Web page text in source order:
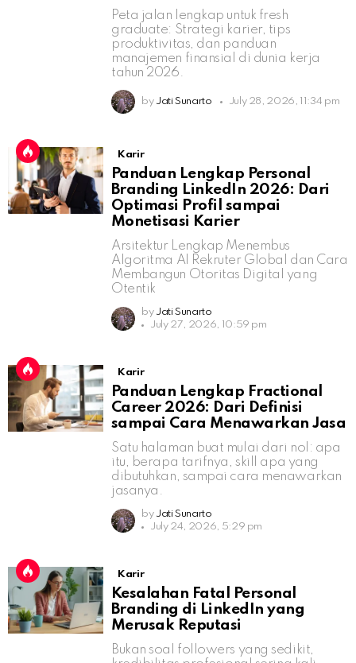
Peta jalan lengkap untuk fresh
graduate: Strategi karier, tips
produktivitas, dan panduan
manajemen finansial di dunia kerja
tahun 2026.
by Jati Sunarto July 28, 2026, 11:34 pm
Karir
Panduan Lengkap Personal
Branding LinkedIn 2026: Dari
Optimasi Profil sampai
Monetisasi Karier
Arsitektur Lengkap Menembus
Algoritma AI Rekruter Global dan Cara
Membangun Otoritas Digital yang
Otentik
by Jati Sunarto
July 27, 2026, 10:59 pm
Karir
Panduan Lengkap Fractional
Career 2026: Dari Definisi
sampai Cara Menawarkan Jasa
Satu halaman buat mulai dari nol: apa
itu, berapa tarifnya, skill apa yang
dibutuhkan, sampai cara menawarkan
jasanya.
by Jati Sunarto
July 24, 2026, 5:29 pm
Karir
Kesalahan Fatal Personal
Branding di LinkedIn yang
Merusak Reputasi
Bukan soal followers yang sedikit,